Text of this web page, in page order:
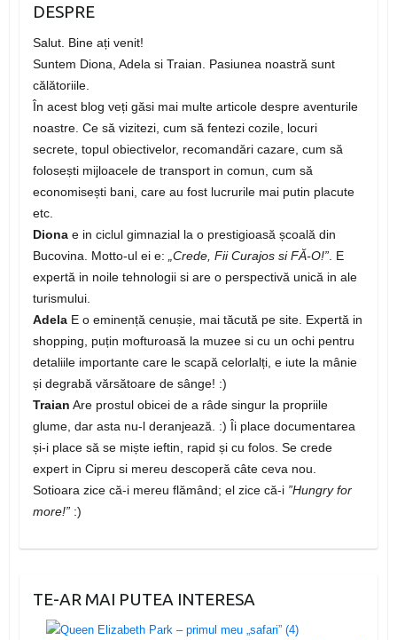
DESPRE
Salut. Bine ați venit!
Suntem Diona, Adela si Traian. Pasiunea noastră sunt
călătoriile.
În acest blog veți găsi mai multe articole despre aventurile
noastre. Ce să vizitezi, cum să fentezi cozile, locuri
secrete, topul obiectivelor, recomandări cazare, cum să
folosești mijloacele de transport in comun, cum să
economisești bani, care au fost lucrurile mai putin placute
etc.
Dionae in ciclul gimnazial la o prestigioasă școală din
Bucovina. Motto-ul ei e:
„Crede, Fii Curajos si FĂ-O!”. E
expertă in noile tehnologii si are o perspectivă unică in ale
turismului.
AdelaE o eminență cenușie, mai tăcută pe site. Expertă in
shopping, puțin mofturoasă la muzee si cu un ochi pentru
detaliile importante care le scapă celorlalți, e iute la mânie
și degrabă vărsătoare de sânge! :)
Traian Are prostul obicei de a râde singur la propriile
glume, dar asta nu-l deranjează. :) Îi place documentarea
și-i place să se miște ieftin, rapid și cu folos. Se crede
expert in Cipru si mereu descoperă câte ceva nou.
Sotioara zice că-i mereu flămând; el zice că-i ”Hungry for
more!”:)
TE-AR MAI PUTEA INTERESA